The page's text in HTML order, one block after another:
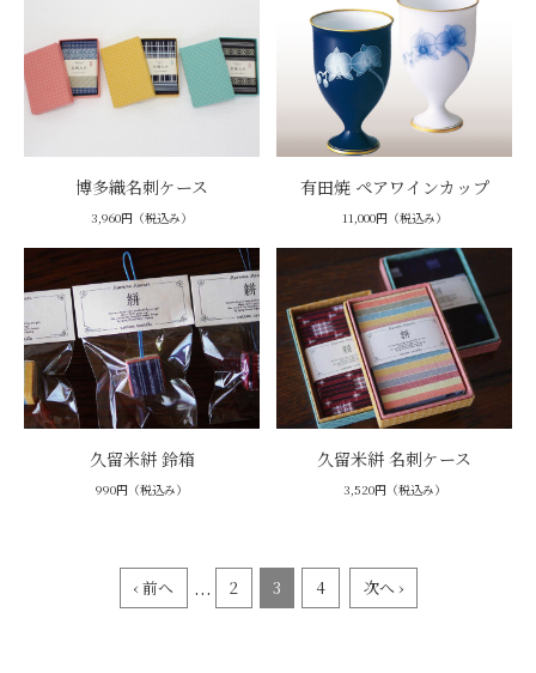
博多織名刺ケース
3,960円（税込み）
有田焼 ペアワインカップ
11,000円（税込み）
久留米絣 鈴箱
990円（税込み）
久留米絣 名刺ケース
3,520円（税込み）
‹ 前へ ... 2 3 4 次へ ›